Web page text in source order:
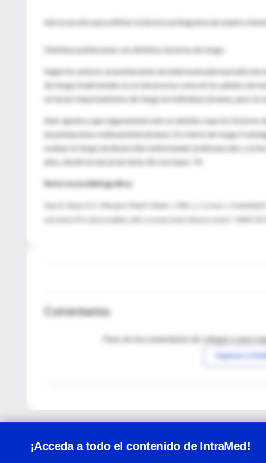
Aún es pronto para utilizar el electrocardiograma de manera
Distintas poblaciones con distintos factores de riesgo
Según los autores, en poblaciones de edad avanzada la
de riesgo tradicionales no es tan precisa como en los adultos de
un factor importantísimo de riesgo en individuos jóvenes, pero no
Auer apunta a que seguramente esto es debido a que los
de poblaciones relativamente jóvenes. El criterio de riesgo
evaluar el riesgo de desarrollar enfermedad cardiovascular, y se
años, donde la más joven tenía 30 y la mayor, 74.
Referencia bibliográfica:
Auer R.; Bauer D.C.; Marqués-Vidal P.; Butler J.; Min L.J.; Cornuz J.;
Comentarios
Para ver los comentarios de colegas o para
Ingresar a
¡Acceda a todo el contenido de IntraMed!